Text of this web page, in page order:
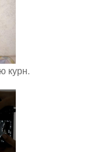
курн.